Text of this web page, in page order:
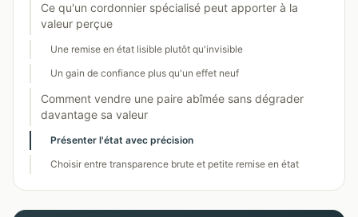
Ce qu'un cordonnier spécialisé peut apporter à la
valeur perçue
Une remise en état lisible plutôt qu'invisible
Un gain de confiance plus qu'un effet neuf
Comment vendre une paire abîmée sans dégrader
davantage sa valeur
Présenter l'état avec précision
Choisir entre transparence brute et petite remise en état